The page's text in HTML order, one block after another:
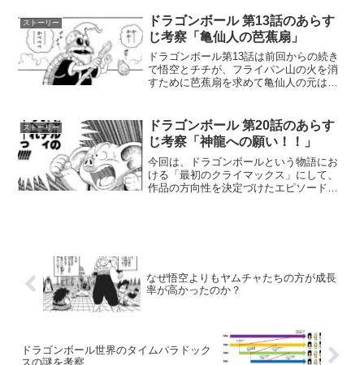
なポジションになる可能性もあったと思
います。といっても、スト...
ストーリー
ドラゴンボール 第13話のあらす
じ考察「亀仙人の芭蕉扇」
ドラゴンボール第13話は前回からの続き
で悟空とチチが、フライパン山の火を消
すために芭蕉扇を求めて亀仙人の元は向
は亀仙人が捨ててしまっていたため借り
ることができず、結果的...
ストーリー
ドラゴンボール 第20話のあらす
じ考察「神龍への願い！！」
今回は、ドラゴンボールという物語にお
ける「最初のクライマックス」にして、
作品の方向性を決定づけたエピソード、
なぜ悟空よりもヤムチャたちの方が成長
率が高かったのか？
ドラゴンボール世界のタイムパラドック
スの謎を考察